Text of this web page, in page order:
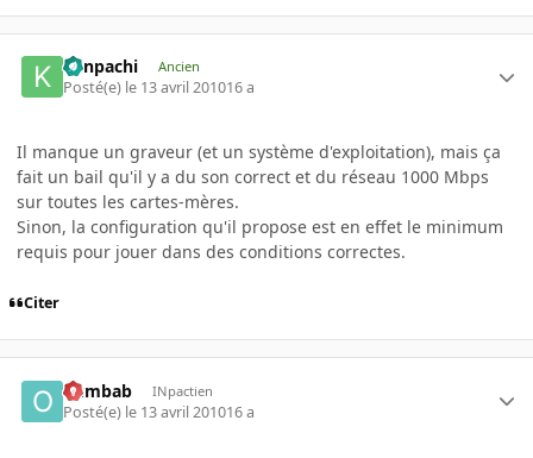
Kenpachi Ancien
Posté(e) le 13 avril 201016 a
Il manque un graveur (et un système d'exploitation), mais ça
fait un bail qu'il y a du son correct et du réseau 1000 Mbps
sur toutes les cartes-mères.
Sinon, la configuration qu'il propose est en effet le minimum
requis pour jouer dans des conditions correctes.
Citer
oumbab INpactien
Posté(e) le 13 avril 201016 a